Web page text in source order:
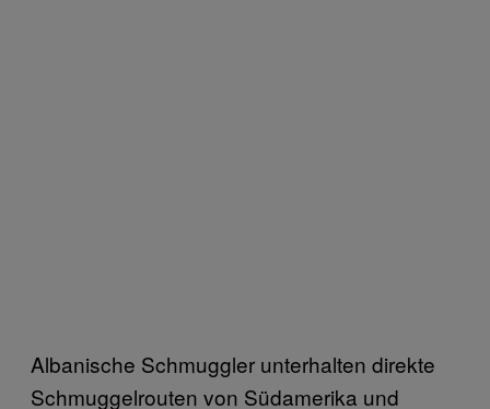
Albanische Schmuggler unterhalten direkte
Schmuggelrouten von Südamerika und